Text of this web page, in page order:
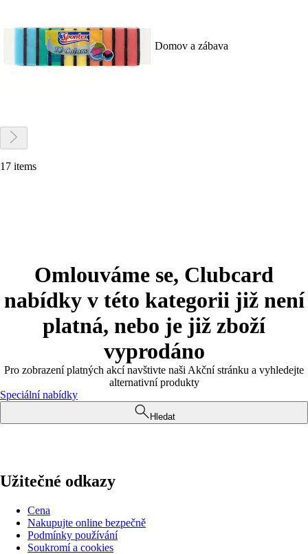
Domov a zábava
17 items
Omlouváme se, Clubcard
nabídky v této kategorii již není
platná, nebo je již zboží
vyprodáno
Pro zobrazení platných akcí navštivte naši Akční stránku a vyhledejte
alternativní produkty
Speciální nabídky
Hledat
Užitečné odkazy
Cena
Nakupujte online bezpečně
Podmínky používání
Soukromí a cookies